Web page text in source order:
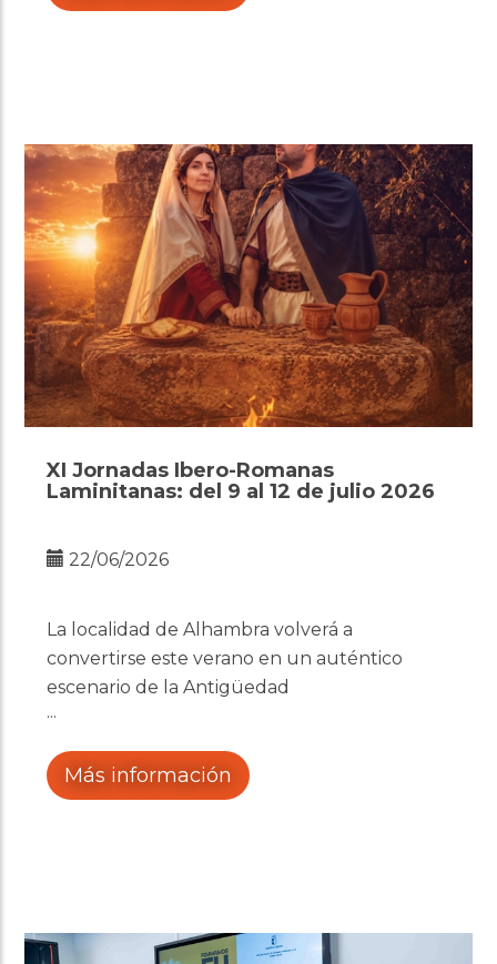
XI Jornadas Ibero-Romanas
Laminitanas: del 9 al 12 de julio 2026
22/06/2026
La localidad de Alhambra volverá a
convertirse este verano en un auténtico
escenario de la Antigüedad
Más información